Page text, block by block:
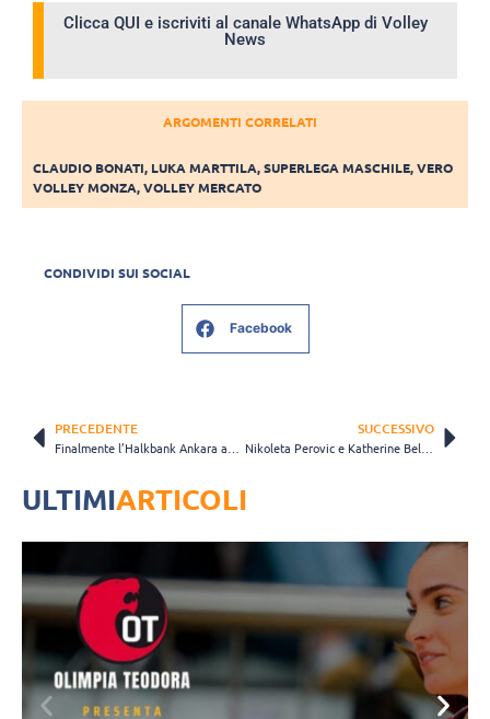
Clicca QUI e iscriviti al canale WhatsApp di Volley
News
ARGOMENTI CORRELATI
CLAUDIO BONATI, LUKA MARTTILA,SUPERLEGA MASCHILE,VERO
VOLLEY MONZA,VOLLEY MERCATO
CONDIVIDI SUI SOCIAL
Facebook
PRECEDENTE SUCCESSIVO
ULTIMIARTICOLI